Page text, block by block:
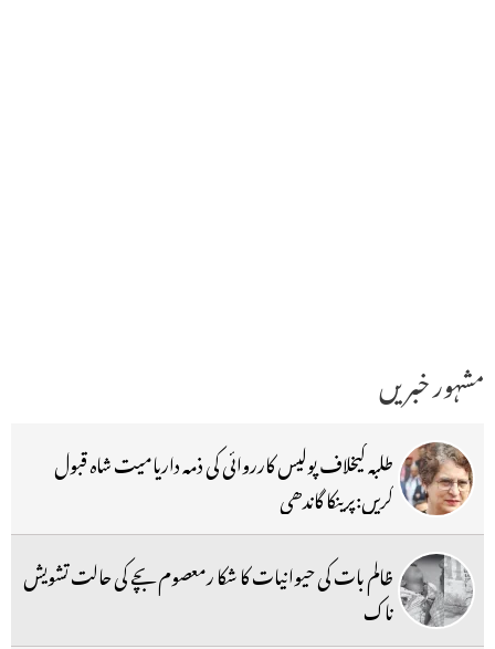
مشہور خبریں
طلبہ کیخلاف پولیس کارروائی کی ذمہ داریامیت شاہ قبول
کریں:پرینکا گاندھی
ظالم بات کی حیوانیات کا شکا رمعصوم بچے کی حالت تشویش
ناک